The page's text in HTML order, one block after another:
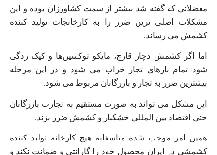
معضلاتی که گفته شد بیشتر از سمت کشاورزان بوده و این
مشکلات اصلی‌ ترین ضرر را به کارخانجات تولید کننده
کشمش می‌ رساند.
اما اگر کشمش دچار قارچ، مایکو توکسین‌ها و کپک زدگی
شود تمام بارهای تجار خراب می‌ شود و در این مرحله
بیشترین ضرر به تجار و بازرگانان مربوط می‌ شود.
این مشکل می‌ تواند به صورت مستقیم به تجارت بازرگانان
حتی اقتصاد بین‌ المللی خشکبار و کشمش ضرر بزند.
همین امر موجب شده متاسفانه هیچ کارخانه تولید کننده
کشمشی در ایران محصول خود را گارانتی و ضمانت نکند و